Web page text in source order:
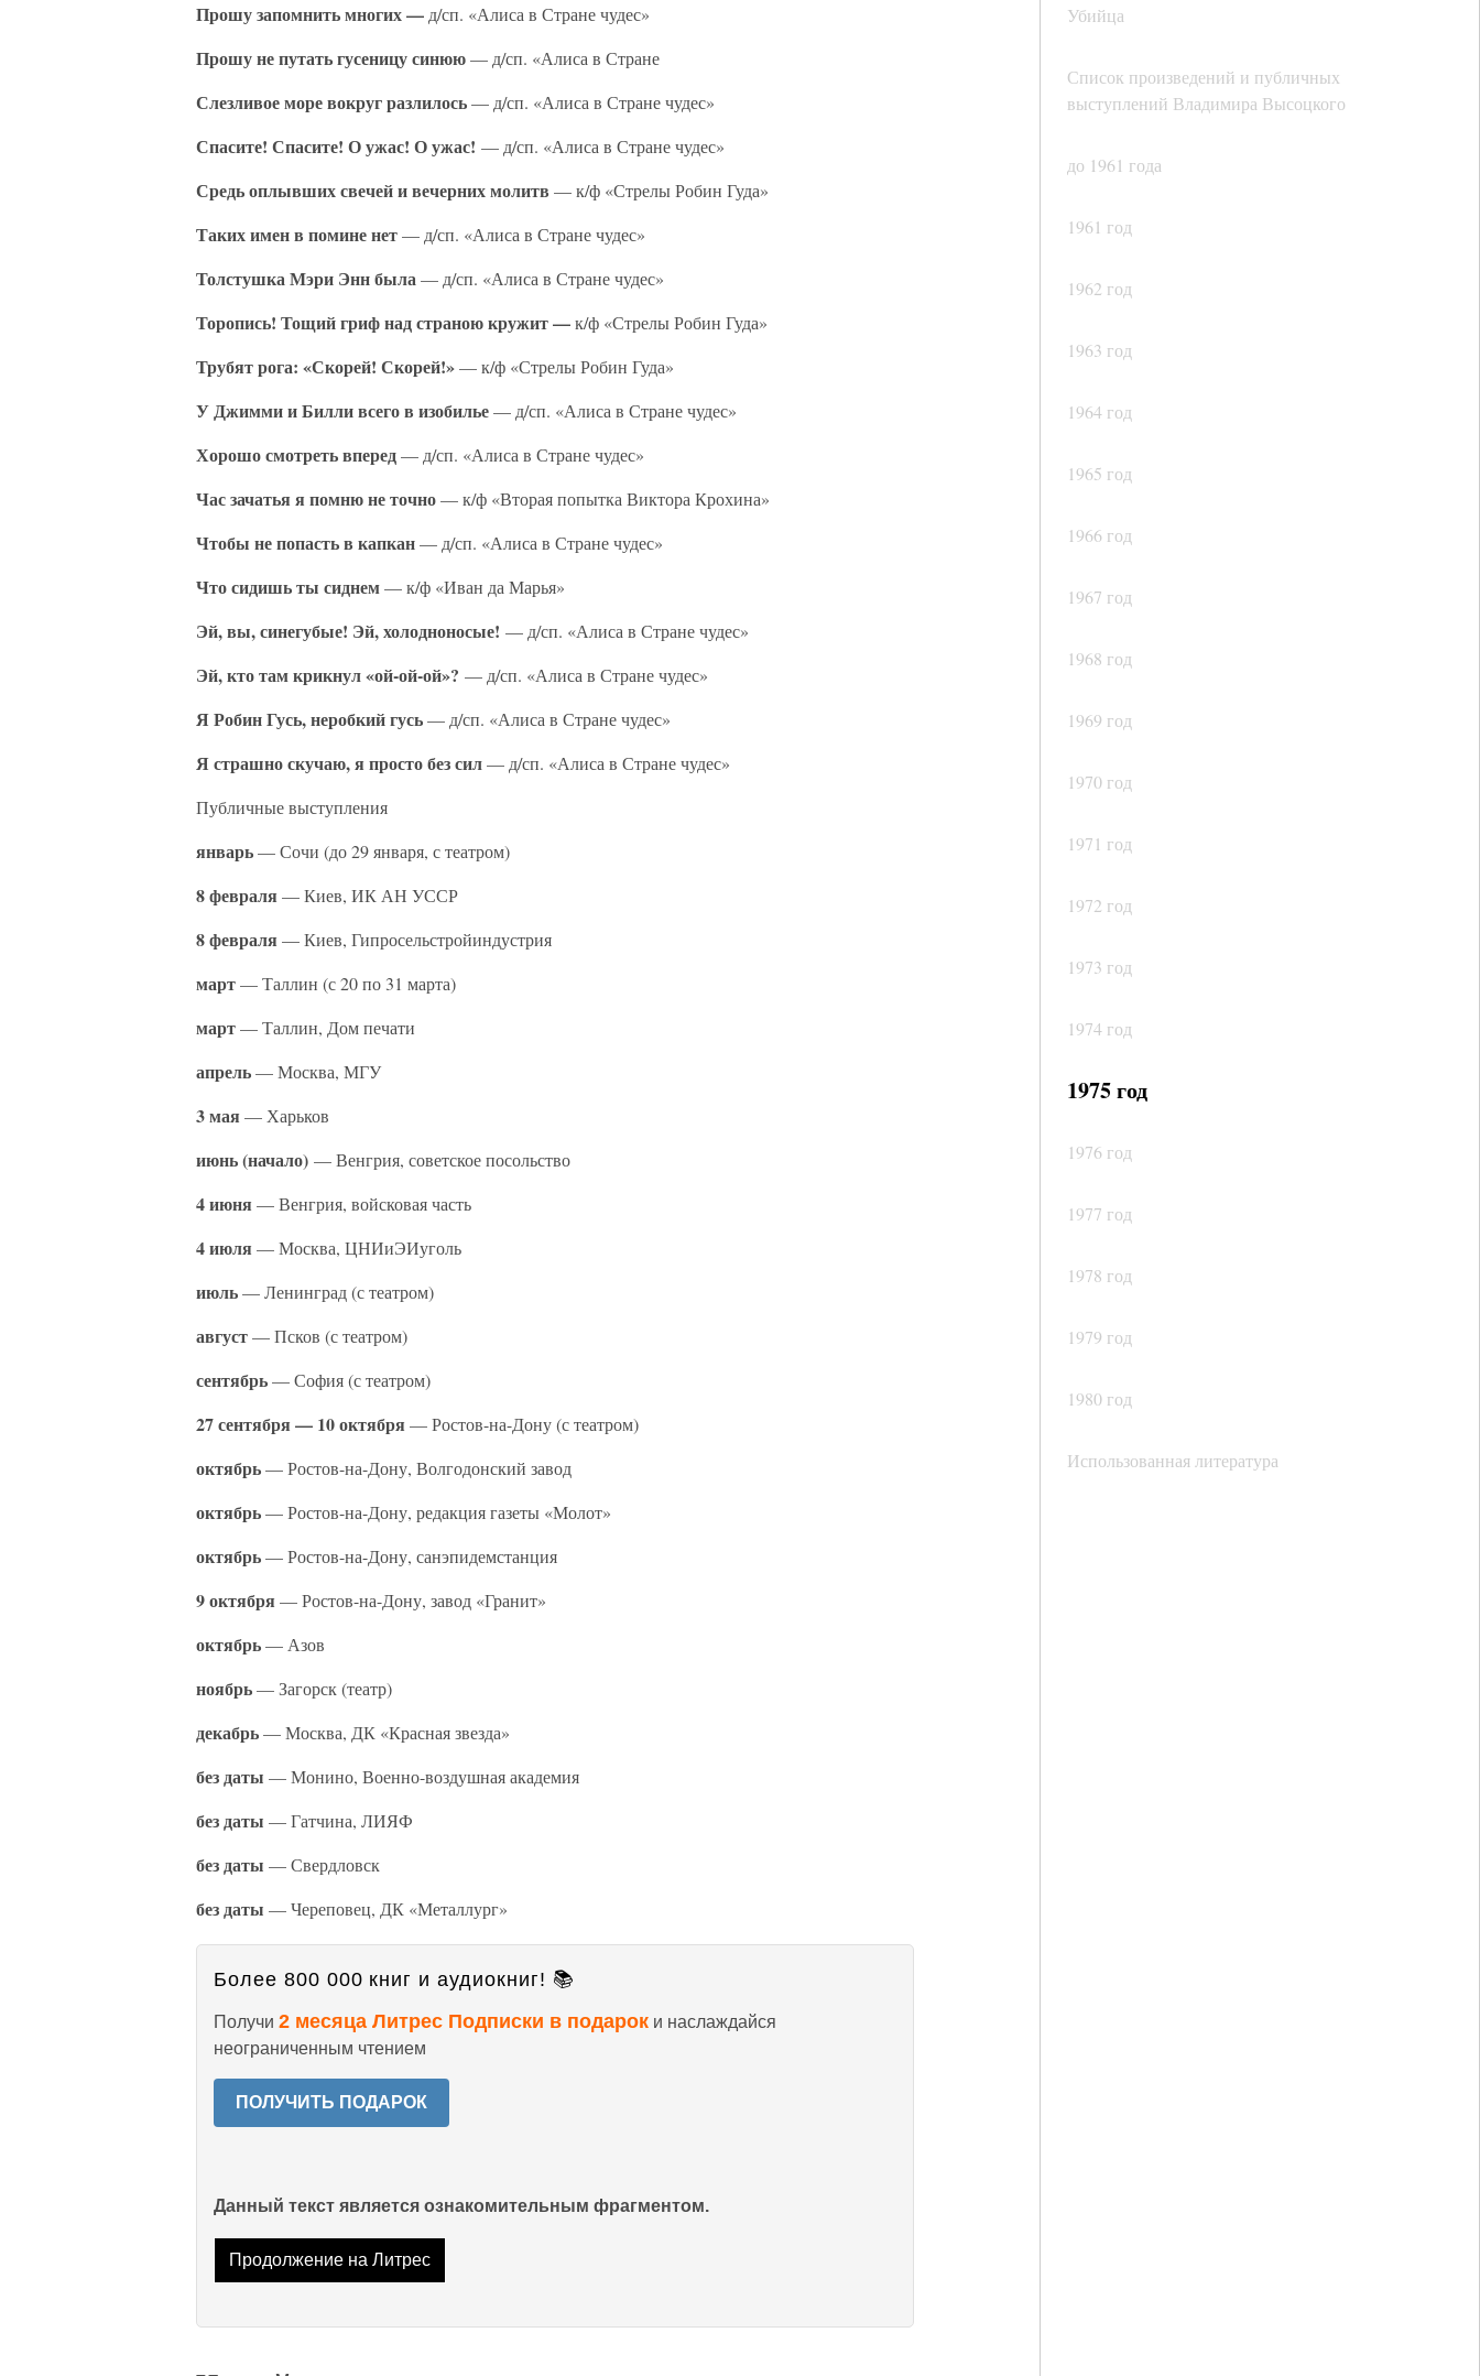
Убийца
Список произведений и публичных
выступлений Владимира Высоцкого
до 1961 года
1961 год
1962 год
1963 год
1964 год
1965 год
1966 год
1967 год
1968 год
1969 год
1970 год
1971 год
1972 год
1973 год
1974 год
1975 год
1976 год
1977 год
1978 год
1979 год
1980 год
Использованная литература
Прошу запомнить многих — д/сп. «Алиса в Стране чудес»
Прошу не путать гусеницу синюю— д/сп. «Алиса в Стране
Слезливое море вокруг разлилось— д/сп. «Алиса в Стране чудес»
Спасите! Спасите! О ужас! О ужас! — д/сп. «Алиса в Стране чудес»
Средь оплывших свечей и вечерних молитв — к/ф «Стрелы Робин Гуда»
Таких имен в помине нет— д/сп. «Алиса в Стране чудес»
Толстушка Мэри Энн была— д/сп. «Алиса в Стране чудес»
Торопись! Тощий гриф над страною кружит —к/ф «Стрелы Робин Гуда»
Трубят рога: «Скорей! Скорей!»— к/ф «Стрелы Робин Гуда»
У Джимми и Билли всего в изобилье— д/сп. «Алиса в Стране чудес»
Хорошо смотреть вперед— д/сп. «Алиса в Стране чудес»
Час зачатья я помню не точно— к/ф «Вторая попытка Виктора Крохина»
Чтобы не попасть в капкан— д/сп. «Алиса в Стране чудес»
Что сидишь ты сиднем— к/ф «Иван да Марья»
Эй, вы, синегубые! Эй, холодноносые! — д/сп. «Алиса в Стране чудес»
Эй, кто там крикнул «ой-ой-ой»? — д/сп. «Алиса в Стране чудес»
Я Робин Гусь, неробкий гусь— д/сп. «Алиса в Стране чудес»
Я страшно скучаю, я просто без сил— д/сп. «Алиса в Стране чудес»
Публичные выступления
январь— Сочи (до 29 января, с театром)
8 февраля — Киев, ИК АН УССР
8 февраля — Киев, Гипросельстройиндустрия
март— Таллин (с 20 по 31 марта)
март— Таллин, Дом печати
апрель— Москва, МГУ
3 мая — Харьков
июнь (начало) — Венгрия, советское посольство
4 июня — Венгрия, войсковая часть
4 июля — Москва, ЦНИиЭИуголь
июль— Ленинград (с театром)
август— Псков (с театром)
сентябрь— София (с театром)
27 сентября — 10 октября — Ростов-на-Дону (с театром)
октябрь— Ростов-на-Дону, Волгодонский завод
октябрь— Ростов-на-Дону, редакция газеты «Молот»
октябрь— Ростов-на-Дону, санэпидемстанция
9 октября — Ростов-на-Дону, завод «Гранит»
октябрь— Азов
ноябрь— Загорск (театр)
декабрь— Москва, ДК «Красная звезда»
без даты — Монино, Военно-воздушная академия
без даты — Гатчина, ЛИЯФ
без даты — Свердловск
без даты — Череповец, ДК «Металлург»
Более 800 000 книг и аудиокниг! 📚
Получи 2 месяца Литрес Подписки в подарок и наслаждайся
неограниченным чтением
ПОЛУЧИТЬ ПОДАРОК
Данный текст является ознакомительным фрагментом.
Продолжение на Литрес